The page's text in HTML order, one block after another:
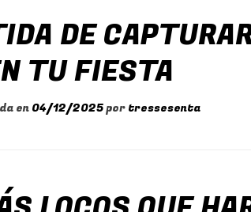
DE
TU FIESTA
en04/12/2025portressesenta